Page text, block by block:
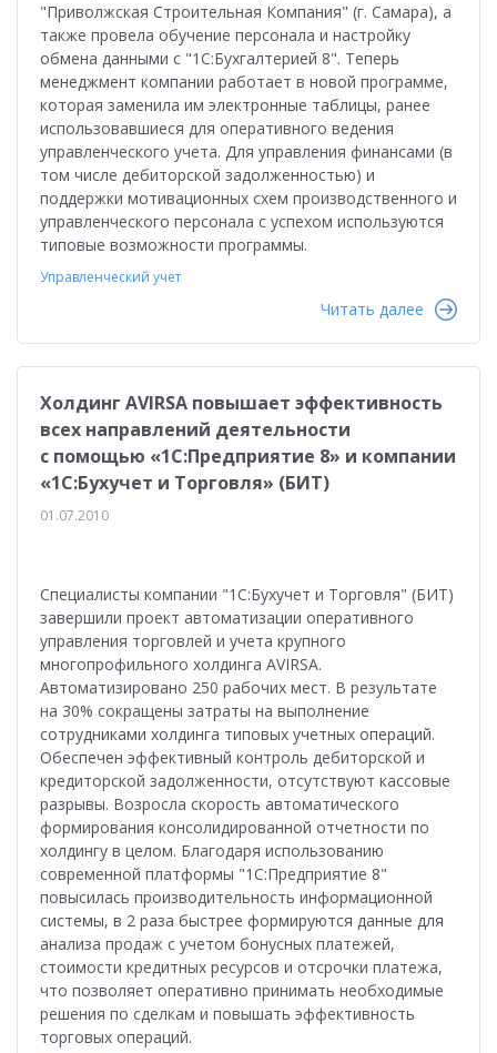
"Приволжская Строительная Компания" (г. Самара), а
также провела обучение персонала и настройку
обмена данными с "1С:Бухгалтерией 8". Теперь
менеджмент компании работает в новой программе,
которая заменила им электронные таблицы, ранее
использовавшиеся для оперативного ведения
управленческого учета. Для управления финансами (в
том числе дебиторской задолженностью) и
поддержки мотивационных схем производственного и
управленческого персонала с успехом используются
типовые возможности программы.
Управленческий учет
Читать далее
Холдинг AVIRSA повышает эффективность
всех направлений деятельности
с помощью «1С:Предприятие 8» и компании
«1С:Бухучет и Торговля» (БИТ)
01.07.2010
Специалисты компании "1С:Бухучет и Торговля" (БИТ)
завершили проект автоматизации оперативного
управления торговлей и учета крупного
многопрофильного холдинга AVIRSA.
Автоматизировано 250 рабочих мест. В результате
на 30% сокращены затраты на выполнение
сотрудниками холдинга типовых учетных операций.
Обеспечен эффективный контроль дебиторской и
кредиторской задолженности, отсутствуют кассовые
разрывы. Возросла скорость автоматического
формирования консолидированной отчетности по
холдингу в целом. Благодаря использованию
современной платформы "1С:Предприятие 8"
повысилась производительность информационной
системы, в 2 раза быстрее формируются данные для
анализа продаж с учетом бонусных платежей,
стоимости кредитных ресурсов и отсрочки платежа,
что позволяет оперативно принимать необходимые
решения по сделкам и повышать эффективность
торговых операций.